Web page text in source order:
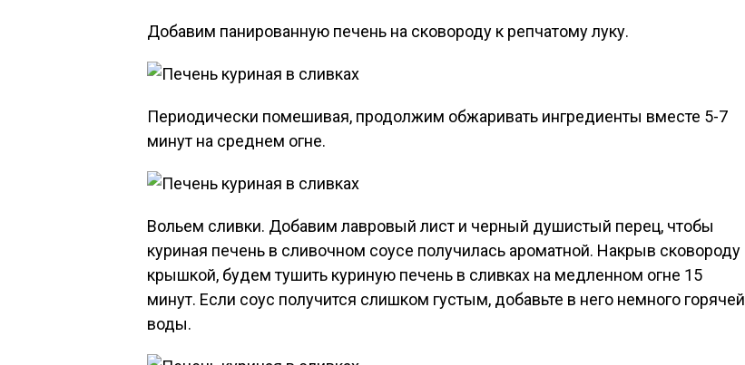
Добавим панированную печень на сковороду к репчатому луку.
Периодически помешивая, продолжим обжаривать ингредиенты вместе 5-7
минут на среднем огне.
Вольем сливки. Добавим лавровый лист и черный душистый перец, чтобы
куриная печень в сливочном соусе получилась ароматной. Накрыв сковороду
крышкой, будем тушить куриную печень в сливках на медленном огне 15
минут. Если соус получится слишком густым, добавьте в него немного горячей
воды.